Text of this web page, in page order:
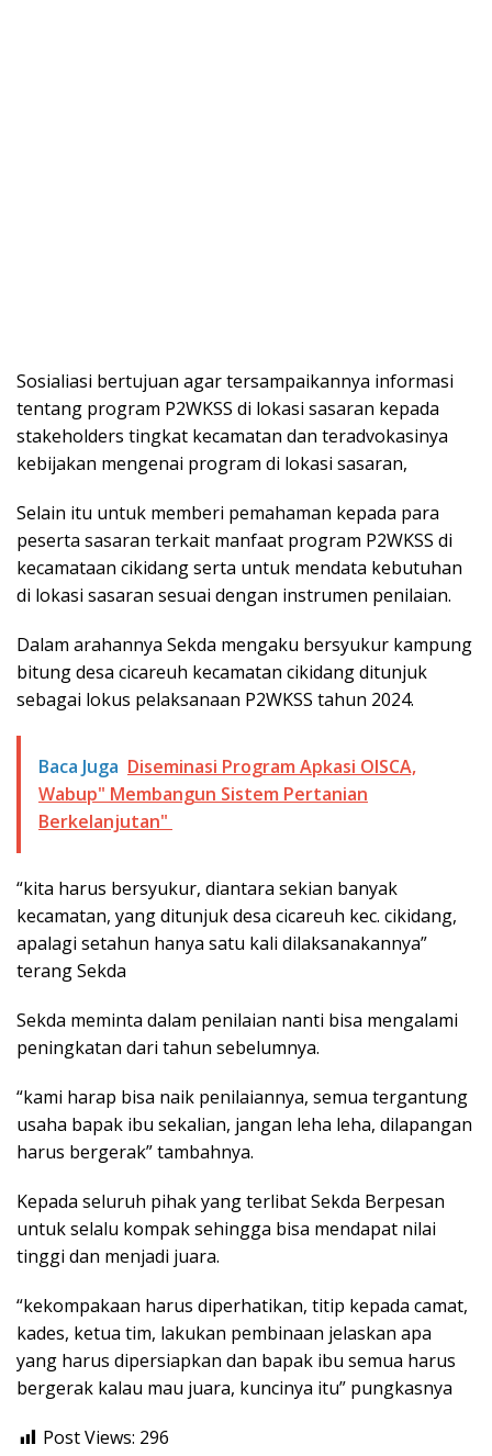
Sosialiasi bertujuan agar tersampaikannya informasi
tentang program P2WKSS di lokasi sasaran kepada
stakeholders tingkat kecamatan dan teradvokasinya
kebijakan mengenai program di lokasi sasaran,
Selain itu untuk memberi pemahaman kepada para
peserta sasaran terkait manfaat program P2WKSS di
kecamataan cikidang serta untuk mendata kebutuhan
di lokasi sasaran sesuai dengan instrumen penilaian.
Dalam arahannya Sekda mengaku bersyukur kampung
bitung desa cicareuh kecamatan cikidang ditunjuk
sebagai lokus pelaksanaan P2WKSS tahun 2024.
Baca Juga Diseminasi Program Apkasi OISCA,
Wabup" Membangun Sistem Pertanian
Berkelanjutan"
“kita harus bersyukur, diantara sekian banyak
kecamatan, yang ditunjuk desa cicareuh kec. cikidang,
apalagi setahun hanya satu kali dilaksanakannya”
terang Sekda
Sekda meminta dalam penilaian nanti bisa mengalami
peningkatan dari tahun sebelumnya.
“kami harap bisa naik penilaiannya, semua tergantung
usaha bapak ibu sekalian, jangan leha leha, dilapangan
harus bergerak” tambahnya.
Kepada seluruh pihak yang terlibat Sekda Berpesan
untuk selalu kompak sehingga bisa mendapat nilai
tinggi dan menjadi juara.
“kekompakaan harus diperhatikan, titip kepada camat,
kades, ketua tim, lakukan pembinaan jelaskan apa
yang harus dipersiapkan dan bapak ibu semua harus
bergerak kalau mau juara, kuncinya itu” pungkasnya
Post Views: 296